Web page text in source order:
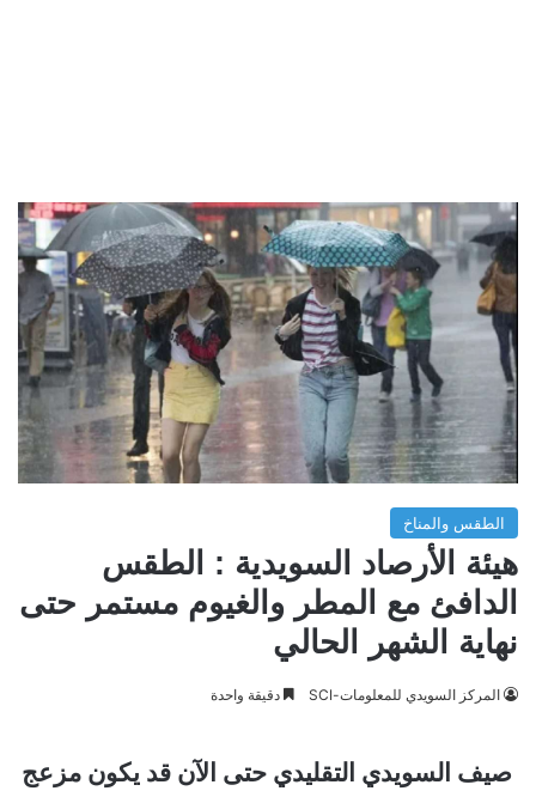
الطقس والمناخ
هيئة الأرصاد السويدية : الطقس
الدافئ مع المطر والغيوم مستمر حتى
نهاية الشهر الحالي
المركز السويدي للمعلومات-SCI دقيقة واحدة
صيف السويدي التقليدي حتى الآن قد يكون مزعج